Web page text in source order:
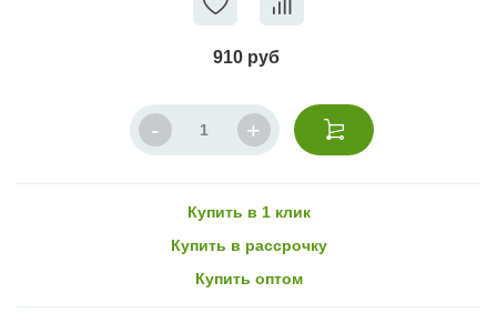
910 руб
Купить в 1 клик
Купить в рассрочку
Купить оптом